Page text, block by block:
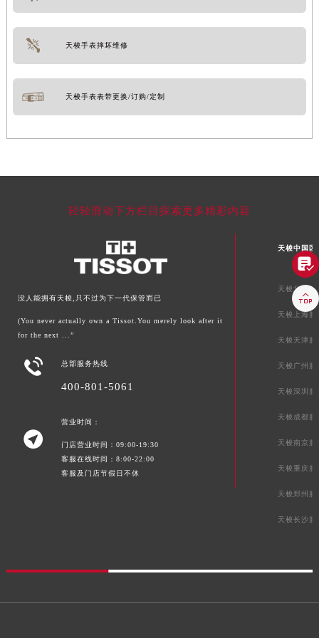
天梭手表摔坏维修
天梭手表表带更换/订购/定制
轻轻滑动下方栏目探索更多精彩内容
没人能拥有天梭,只不过为下一代保管而已
(You never actually own a Tissot.You merely look after it
for the next ...”
 总部服务热线
400-801-5061

营业时间：
门店营业时间：09:00-19:30
客服在线时间：8:00-22:00
客服及门店节假日不休
天梭中国区
天梭北京服
天梭上海服
天梭天津服
天梭广州服
天梭深圳服
天梭成都服
天梭南京服
天梭重庆服
天梭郑州服
天梭长沙服

